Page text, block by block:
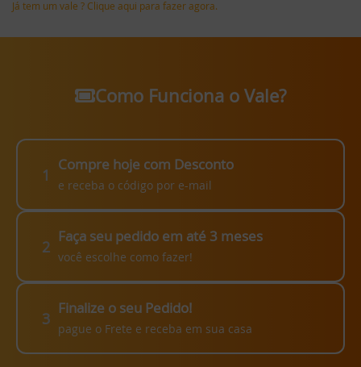
Já tem um vale ? Clique aqui para fazer agora.
Como Funciona o Vale?
1
Compre hoje com Desconto
e receba o código por e-mail
2
Faça seu pedido em até 3 meses
você escolhe como fazer!
3
Finalize o seu Pedido!
pague o Frete e receba em sua casa